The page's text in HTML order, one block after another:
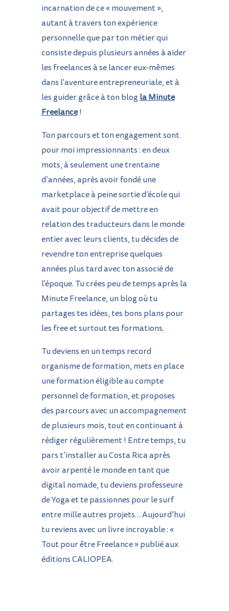
incarnation de ce « mouvement »,
autant à travers ton expérience
personnelle que par ton métier qui
consiste depuis plusieurs années à aider
les freelances à se lancer eux-mêmes
dans l’aventure entrepreneuriale, et à
les guider grâce à ton blog la Minute
Freelance!
Ton parcours et ton engagement sont
pour moi impressionnants : en deux
mots, à seulement une trentaine
d’années, après avoir fondé une
marketplace à peine sortie d’école qui
avait pour objectif de mettre en
relation des traducteurs dans le monde
entier avec leurs clients, tu décides de
revendre ton entreprise quelques
années plus tard avec ton associé de
l’époque. Tu crées peu de temps après la
Minute Freelance, un blog où tu
partages tes idées, tes bons plans pour
les free et surtout tes formations.
Tu deviens en un temps record
organisme de formation, mets en place
une formation éligible au compte
personnel de formation, et proposes
des parcours avec un accompagnement
de plusieurs mois, tout en continuant à
rédiger régulièrement ! Entre temps, tu
pars t’installer au Costa Rica après
avoir arpenté le monde en tant que
digital nomade, tu deviens professeure
de Yoga et te passionnes pour le surf
entre mille autres projets… Aujourd’hui
tu reviens avec un livre incroyable : «
Tout pour être Freelance » publié aux
éditionsCALIOPEA.